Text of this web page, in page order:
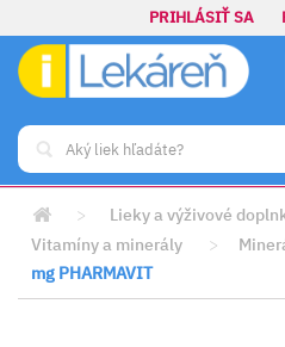
PRIHLÁSIŤ SA
> Lieky a výživové
Vitamíny a minerály
>
mg PHARMAVIT